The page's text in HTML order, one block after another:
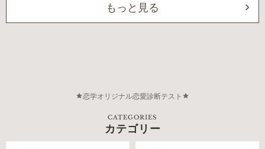
もっと見る
恋学オリジナル恋愛診断テスト
CATEGORIES
カテゴリー